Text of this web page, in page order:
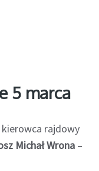
5 marca
rajdowy
Michał Wrona–